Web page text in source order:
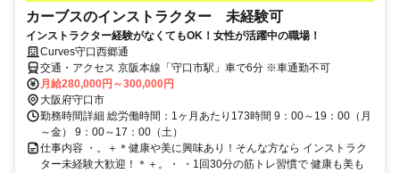
カーブスのインストラクター 未経験可
インストラクター経験がなくてもOK！女性が活躍中の職場！
Curves守口西郷通
交通・アクセス 京阪本線「守口市駅」車で6分 ※車通勤不可
月給280,000円～300,000円
大阪府守口市
勤務時間詳細 総労働時間：1ヶ月あたり173時間 9：00～19：00（月
～金） 9：00～17：00（土）
仕事内容 ・。＋＊健康や美に興味あり！そんな方なら インストラク
ター未経験大歓迎！＊＋。・ ・1回30分の筋トレ習慣で 健康も美も